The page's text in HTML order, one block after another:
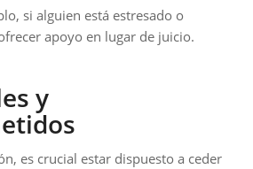
si alguien está estresado o
apoyo en lugar de juicio.
y
es crucial estar dispuesto a ceder